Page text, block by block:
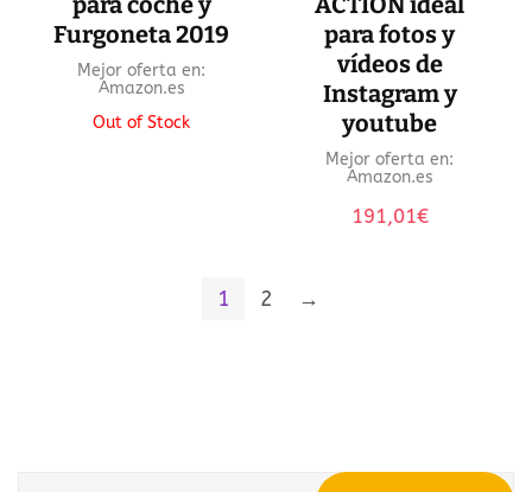
Furgoneta 2019
Mejor oferta en:
Amazon.es
Out of Stock
para fotos y
vídeos de
Instagram y
youtube
Mejor oferta en:
Amazon.es
191,01€
1 2 →